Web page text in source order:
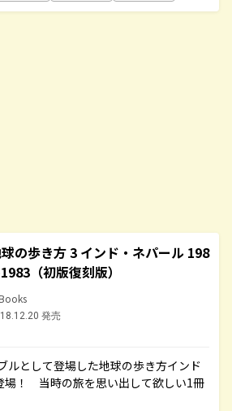
の歩き方 3 インド・ネパール 198
（初版復刻版）
発売
ルとして登場した地球の歩き方インド
場！ 当時の旅を思い出して欲しい1冊